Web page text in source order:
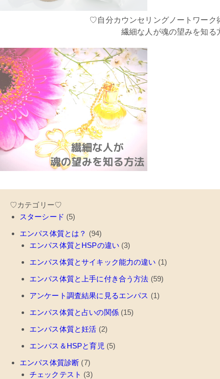
♡自分カウンセリングノートワーク
繊細な人が魂の望みを知る
♡カテゴリー♡
スターシード (5)
エンパス体質とは？ (94)
エンパス体質とHSPの違い (3)
エンパス体質とサイキック能力の違い (1)
エンパス体質と上手に付き合う方法 (59)
アンケート調査結果に見るエンパス (1)
エンパス体質と占いの関係(15)
エンパス体質と妊活 (2)
エンパス＆HSPと育児 (5)
エンパス体質診断 (7)
チェックテスト (3)